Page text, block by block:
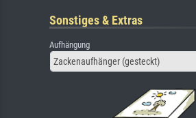
Sonstiges & Extras
Aufhängung
Zackenaufhänger (gesteckt)